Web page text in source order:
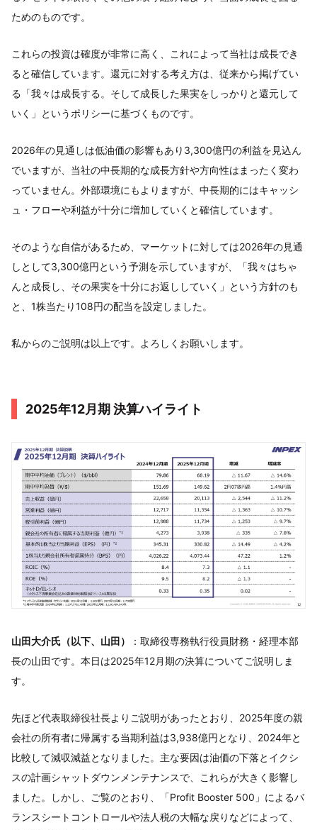
ためのものです。
これらの投資は確度が非常に高く、これによって当社は成長でき
ると確信しています。還元に対する考え方は、従来から掲げてい
る「我々は成長する。そして成長した果実をしっかりと還元して
いく」というポリシーに基づくものです。
2026年の見通しは低油価の影響もあり3,300億円の利益を見込ん
でいますが、当社の中長期的な成長方針や方向性はまったく変わ
っていません。外部環境にもよりますが、中長期的にはキャッシ
ュ・フローや利益が十分に増加していくと確信しています。
そのような自信があるため、マーケットに対しては2026年の見通
しとして3,300億円という予測を示していますが、「我々はちゃ
んと成長し、その果実を十分にお返ししていく」という方針のも
と、1株当たり108円の配当を設定しました。
私からのご説明は以上です。よろしくお願いします。
2025年12月期 決算ハイライト
山田大介氏（以下、山田）
：取締役専務執行役員財務・経理本部
長の山田です。本日は2025年12月期の決算についてご説明しま
す。
先ほど代表取締役社長よりご説明があったとおり、2025年度の親
会社の所有者に帰属する当期利益は3,938億円となり、2024年と
比較して減収減益となりました。主な要因は油価の下落とイクシ
スの計画シャットダウンメンテナンスで、これらが大きく影響し
ました。しかし、ご覧のとおり、「Profit Booster 500」によるバ
ランスシートコントロールや法人税の大幅な戻りなどによって、